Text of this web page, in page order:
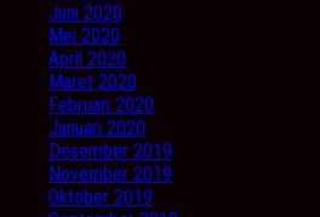
Juni 2020
Mei 2020
April 2020
Maret 2020
Februari 2020
Januari 2020
Desember 2019
November 2019
Oktober 2019